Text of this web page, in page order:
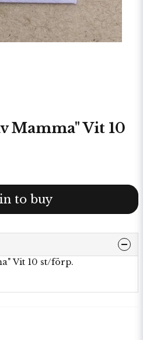
Mamma" Vit 10
to buy
Vit 10 st/förp.